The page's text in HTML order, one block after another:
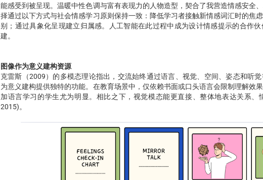
能感受到被呈现。温暖中性色调与富有表现力的人物造型，契合了我营造情感安全
择通过以下方式与社会情感学习原则保持一致：降低学习者接触新情感词汇时的焦
别；通过具象化呈现建立归属感。人工智能在此过程中成为设计情感提示的合作
建。
图像作为意义建构资源
克雷斯（2009）的多模态理论指出，交流始终通过语言、视觉、空间、姿态和听
为意义建构提供独特的功能。在教育场景中，仅依赖书面或口头语言会限制理解效
加语言学习的学生尤为明显。相比之下，视觉模态能更直接、整体地表达关系、
2015)。